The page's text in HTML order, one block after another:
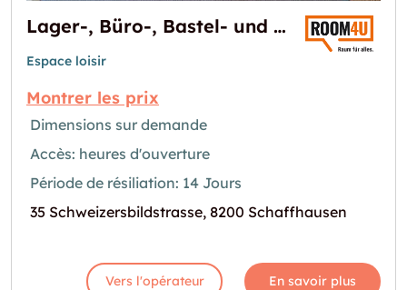
Lager-, Büro-, Bastel- und Hobbyräume in Schaffhausen
Espace loisir
Montrer les prix
Dimensions sur demande
Accès: heures d'ouverture
Période de résiliation: 14 Jours
35 Schweizersbildstrasse, 8200 Schaffhausen
Vers l'opérateur En savoir plus